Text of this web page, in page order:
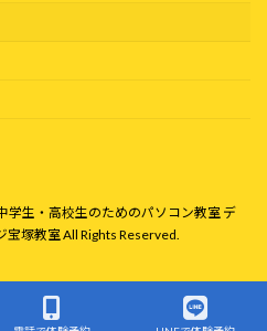
学生・高校生のためのパソコン教室 デ
宝塚教室 All Rights Reserved.